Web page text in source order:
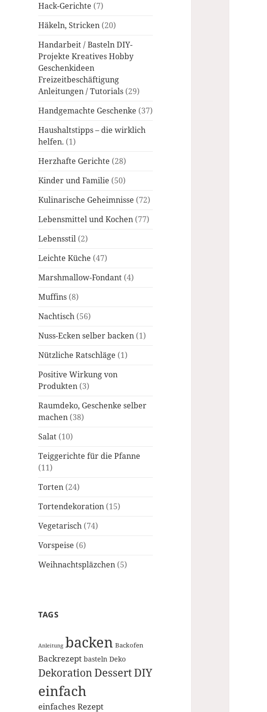
Hack-Gerichte (7)
Häkeln, Stricken (20)
Handarbeit / Basteln DIY-
Projekte Kreatives Hobby
Geschenkideen
Freizeitbeschäftigung
Anleitungen / Tutorials (29)
Handgemachte Geschenke (37)
Haushaltstipps – die wirklich
helfen. (1)
Herzhafte Gerichte (28)
Kinder und Familie (50)
Kulinarische Geheimnisse (72)
Lebensmittel und Kochen (77)
Lebensstil (2)
Leichte Küche (47)
Marshmallow-Fondant (4)
Muffins (8)
Nachtisch (56)
Nuss-Ecken selber backen (1)
Nützliche Ratschläge (1)
Positive Wirkung von
Produkten (3)
Raumdeko, Geschenke selber
machen (38)
Salat (10)
Teiggerichte für die Pfanne
(11)
Torten (24)
Tortendekoration (15)
Vegetarisch (74)
Vorspeise (6)
Weihnachtspläzchen (5)
TAGS
Anleitung backen Backofen
Backrezept basteln Deko
DekorationDessertDIY
einfach
einfaches Rezept